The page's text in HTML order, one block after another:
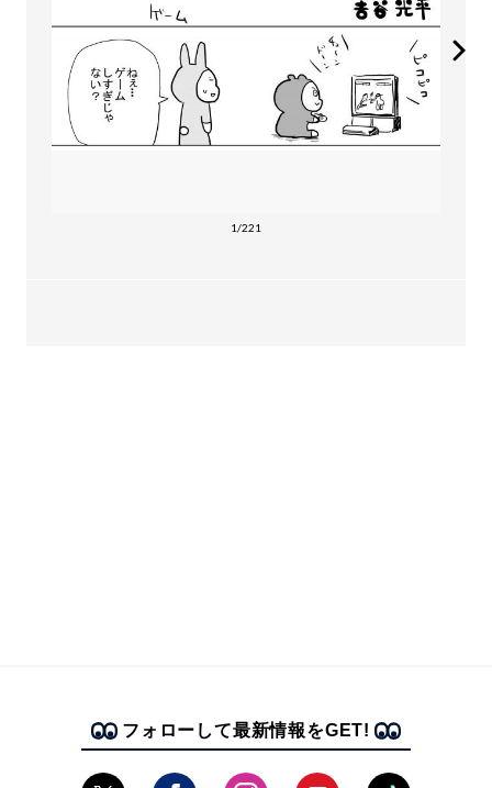
1/221
フォローして最新情報をGET!